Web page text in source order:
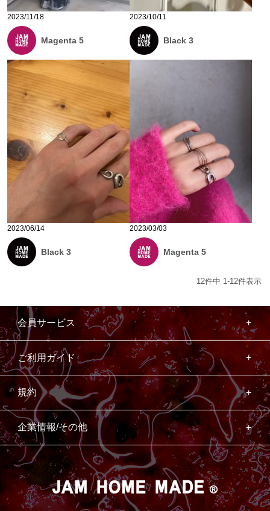
2023/11/18
Magenta 5
2023/10/11
Black 3
2023/06/14
Black 3
2023/03/03
Magenta 5
12件中 1 -12件表示
会員サービス
ご利用ガイド
規約
企業情報/その他